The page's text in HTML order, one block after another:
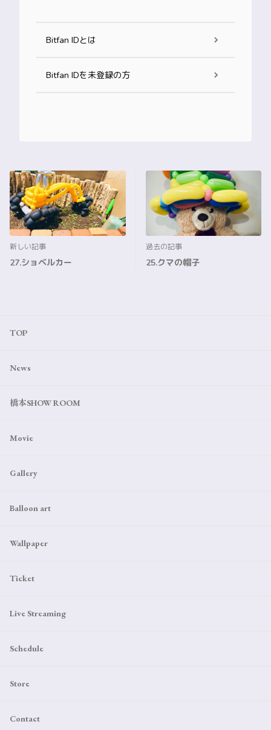
Bitfan IDとは
Bitfan IDを未登録の方
新しい記事
27.ショベルカー
過去の記事
25.クマの帽子
TOP
News
橋本SHOW ROOM
Movie
Gallery
Balloon art
Wallpaper
Ticket
Live Streaming
Schedule
Store
Contact